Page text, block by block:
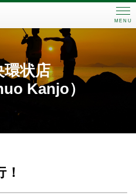
MENU
環状店
Kanjo）